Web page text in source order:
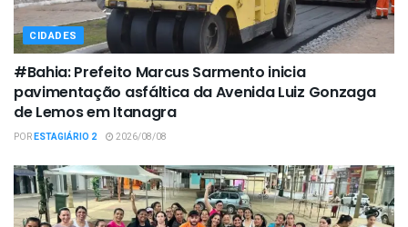
CIDADES
#Bahia: Prefeito Marcus Sarmento inicia
pavimentação asfáltica da Avenida Luiz Gonzaga
de Lemos em Itanagra
PORESTAGIÁRIO 2 2026/08/08